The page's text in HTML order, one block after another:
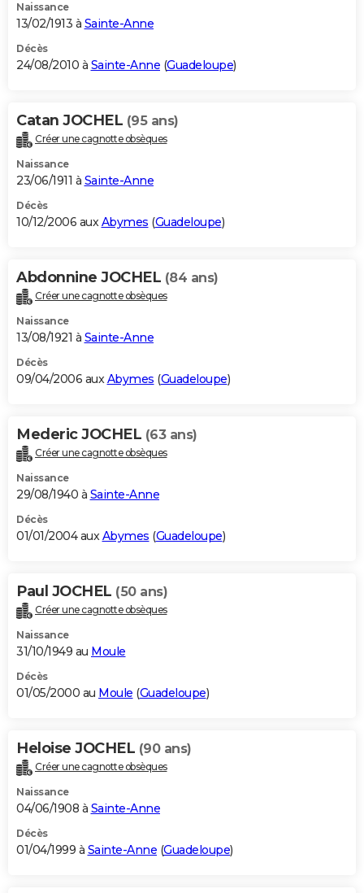
Naissance
13/02/1913 à Sainte-Anne
Décès
24/08/2010 à Sainte-Anne (Guadeloupe)
Catan JOCHEL (95 ans)
Créer une cagnotte obsèques
Naissance
23/06/1911 à Sainte-Anne
Décès
10/12/2006 auxAbymes (Guadeloupe)
Abdonnine JOCHEL (84 ans)
Créer une cagnotte obsèques
Naissance
13/08/1921 à Sainte-Anne
Décès
09/04/2006 auxAbymes (Guadeloupe)
Mederic JOCHEL (63 ans)
Créer une cagnotte obsèques
Naissance
29/08/1940 à Sainte-Anne
Décès
01/01/2004 auxAbymes (Guadeloupe)
Paul JOCHEL (50 ans)
Créer une cagnotte obsèques
Naissance
31/10/1949 au Moule
Décès
01/05/2000 au Moule (Guadeloupe)
Heloise JOCHEL (90 ans)
Créer une cagnotte obsèques
Naissance
04/06/1908 à Sainte-Anne
Décès
01/04/1999 à Sainte-Anne (Guadeloupe)